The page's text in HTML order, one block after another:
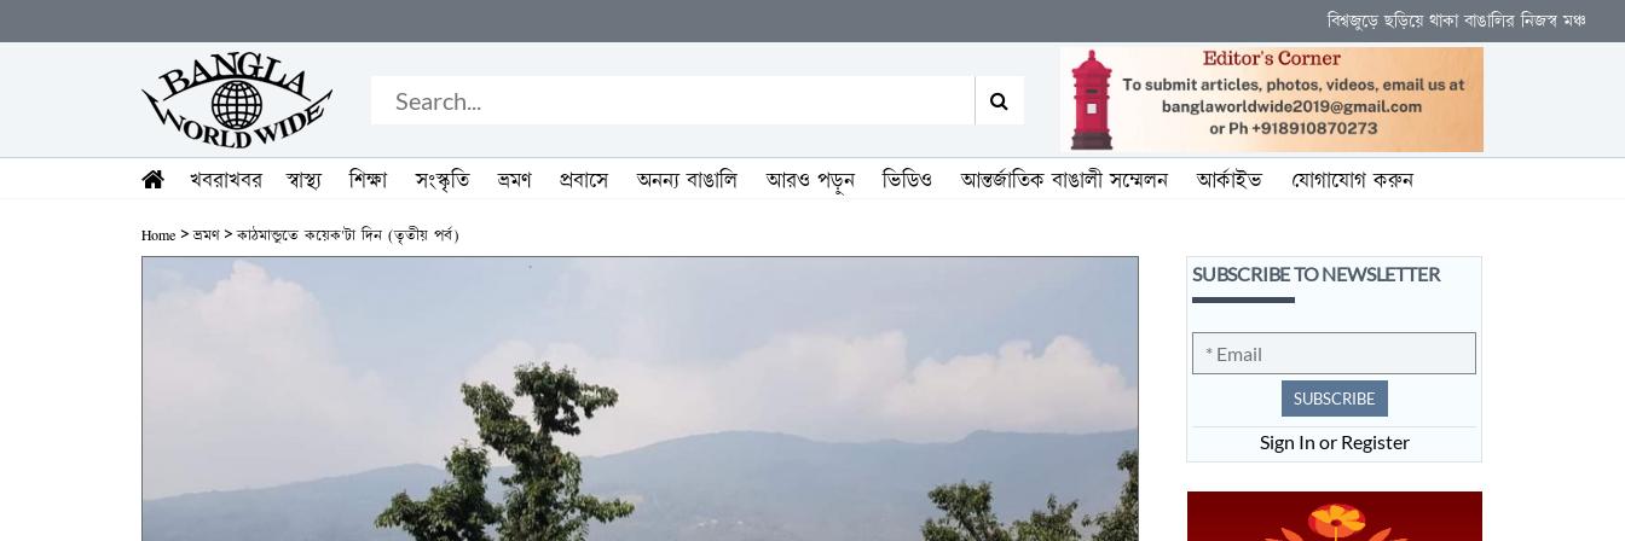
বিশ্বজুড়ে ছড়িয়ে থাকা বাঙালির নিজস্ব মঞ্চ
খবরাখবর স্বাস্থ্য শিক্ষা সংস্কৃতি ভ্রমণ প্রবাসে অনন্য বাঙালি আরও পড়ুন ভিডিও আন্তর্জাতিক বাঙালী সম্মেলন আর্কাইভ যোগাযোগ করুন
Home > ভ্রমণ > কাঠমান্ডুতে কয়েক'টা দিন (তৃতীয় পর্ব)
SUBSCRIBE TO NEWSLETTER
SUBSCRIBE
Sign In or Register